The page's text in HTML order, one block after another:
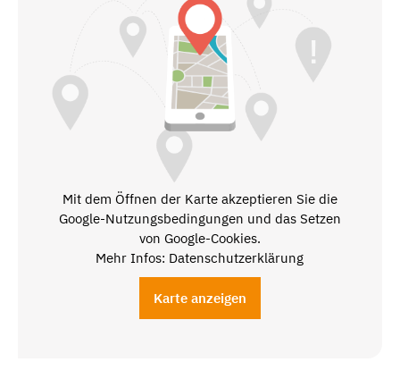
Mit dem Öffnen der Karte akzeptieren Sie die
Google-Nutzungsbedingungen und das Setzen
von Google-Cookies.
Mehr Infos: Datenschutzerklärung
Karte anzeigen